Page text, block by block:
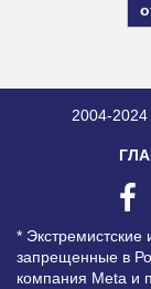
2004-
* Экстремистские
запрещенные в
компания Meta и